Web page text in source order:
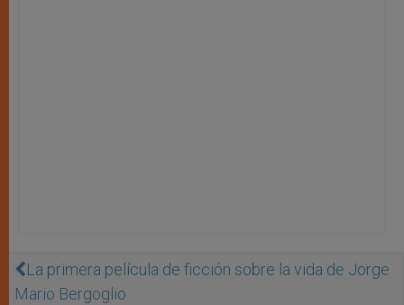
La primera película de ficción sobre la vida de Jorge
Mario Bergoglio